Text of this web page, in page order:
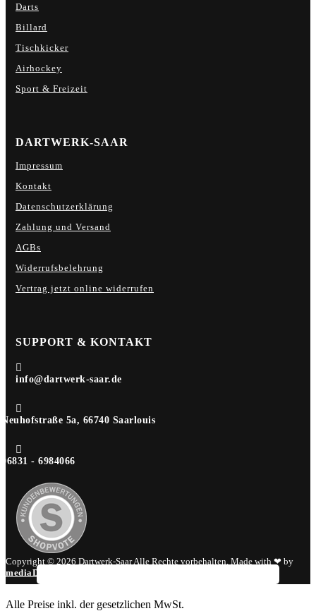
Darts
Billard
Tischkicker
Airhockey
Sport & Freizeit
DARTWERK-SAAR
Impressum
Kontakt
Datenschutzerklärung
Zahlung und Versand
AGBs
Widerrufsbelehrung
Vertrag jetzt online widerrufen
SUPPORT & KONTAKT

info@dartwerk-saar.de

Neuhofstraße 5a, 66740 Saarlouis

06831 - 6984066
Copyright © 2026 Dartwerk-Saar Alle Rechte vorbehalten. Made with ❤ by
mediaDIV
Alle Preise inkl. der gesetzlichen MwSt.